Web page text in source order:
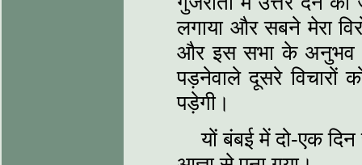
लगाया और सबने मेरा
और इस सभा के अनुभव
पड़नेवाले दूसरे
पड़ेगी।
यों बंबई में दो-एक